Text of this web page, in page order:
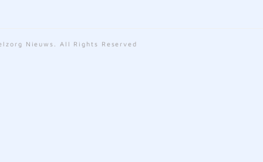
Nieuws. All Rights Reserved